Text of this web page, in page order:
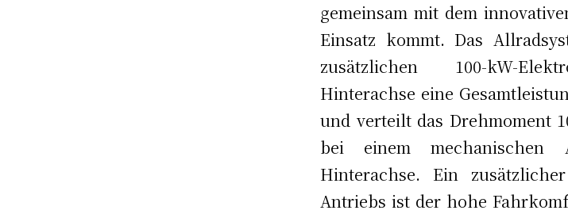
gemeinsam mit dem
Einsatz kommt. Das
zusätzlichen 100-kW-
Hinterachse eine
und verteilt das Drehmoment
bei einem mechanischen
Hinterachse. Ein
Antriebs ist der hohe